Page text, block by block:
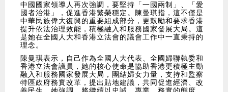
中國國家領導人再次強調，要堅持「一國兩制」、「愛
國者治港」，促進香港繁榮穩定。陳曼琪指，這不僅是
中華民族偉大復興的重要組成部分，更鼓勵和要求香港
提升依法治理效能，積極融入和服務國家發展大局。這
是她在全國人大和香港立法會的議會工作中一直秉持的
理念。
陳曼琪表示，自己作為全國人大代表、全國婦聯執委和
香港立法會議員，她的核心使命是協助香港更積極主動
融入和服務國家發展大局，團結婦女力量，支持和監察
特區政府務實改革，提出貼地建議，共同促進經濟、改